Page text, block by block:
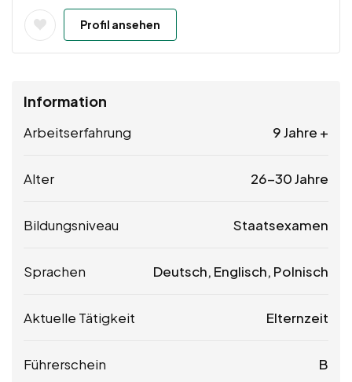
Profil ansehen
Information
Arbeitserfahrung 9 Jahre +
Alter 26-30 Jahre
Bildungsniveau Staatsexamen
Sprachen Deutsch, Englisch, Polnisch
Aktuelle Tätigkeit Elternzeit
Führerschein B